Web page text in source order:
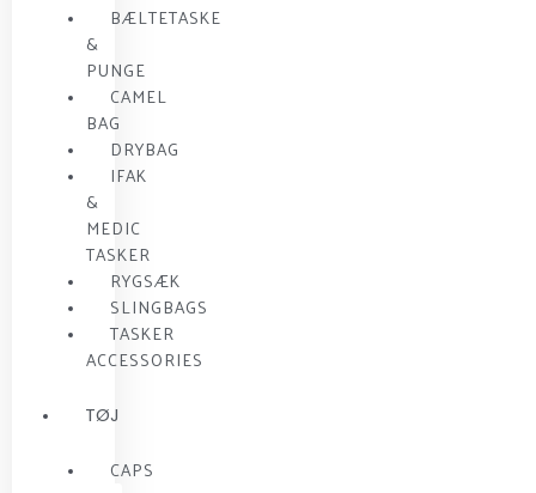
BÆLTETASKE
&
PUNGE
CAMEL
BAG
DRYBAG
IFAK
&
MEDIC
TASKER
RYGSÆK
SLINGBAGS
TASKER
ACCESSORIES
TØJ
CAPS